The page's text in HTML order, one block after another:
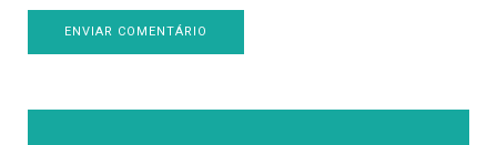
ENVIAR COMENTÁRIO